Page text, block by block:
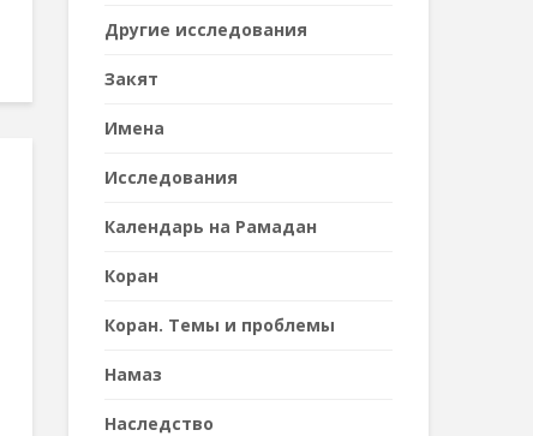
Другие исследования
Закят
Имена
Исследования
Календарь на Рамадан
Коран
Коран. Темы и проблемы
Намаз
Наследствo